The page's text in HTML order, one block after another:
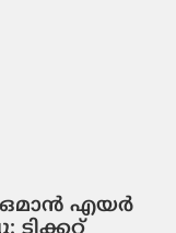
ഒമാൻ എയർ